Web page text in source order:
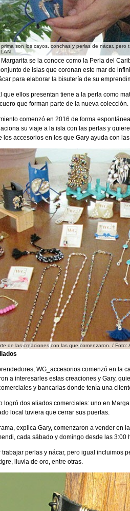
son los cayos, conchas y perlas de nácar,
Margarita se la conoce como la Perla del
de islas que coronan este mar de
para elaborar la bisutería de su
que ellos presentan tiene a la perla como
que forman parte de la nueva colección.
comenzó en 2016 de forma
su viaje a la isla con las perlas y
los accesorios en los que Gary ayuda con
de las creaciones con las que comenzaron. / Foto:
WG_accesorios comenzó en la
a interesarles estas creaciones y Gary,
y bancarias donde tenía una
logró dos aliados comerciales: uno en
local tuviera que cerrar sus puertas.
explica Gary, comenzaron a vender en
cada sábado y domingo desde las 3:00
trabajar perlas y nácar, pero igual incluimos
lluvia de oro, entre otras.